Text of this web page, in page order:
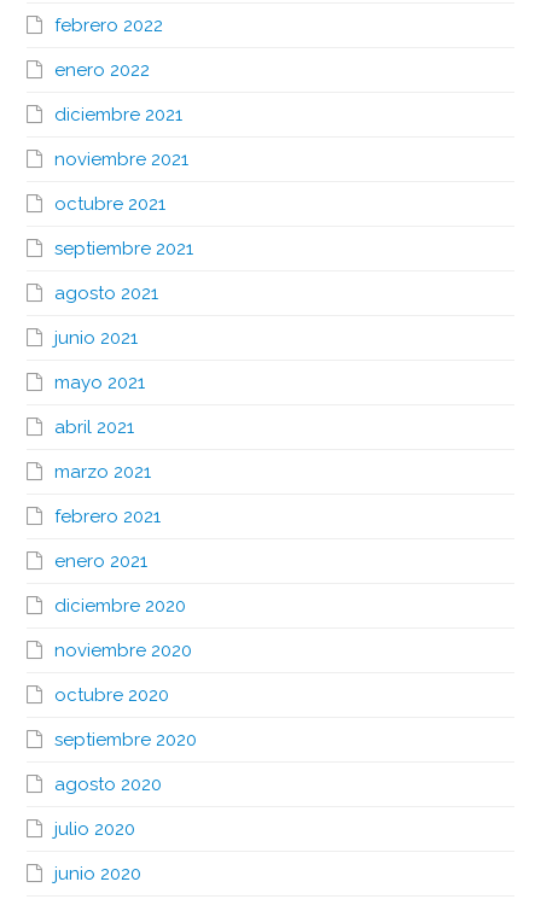
febrero 2022
enero 2022
diciembre 2021
noviembre 2021
octubre 2021
septiembre 2021
agosto 2021
junio 2021
mayo 2021
abril 2021
marzo 2021
febrero 2021
enero 2021
diciembre 2020
noviembre 2020
octubre 2020
septiembre 2020
agosto 2020
julio 2020
junio 2020